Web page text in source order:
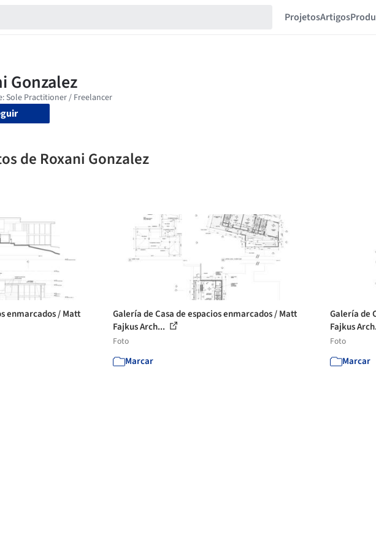
ProjetosArtigos
de Roxani Gonzalez
enmarcados / Matt
Galería de Casa de espacios enmarcados / Matt
Fajkus Arch...
Foto
Marcar
Galería de
Fajkus
Foto
Marcar